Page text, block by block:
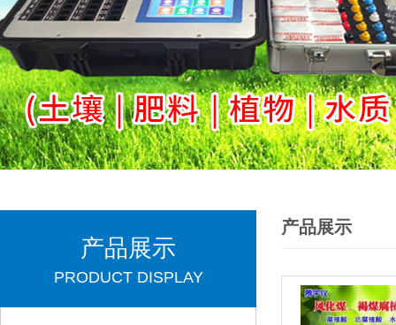
产品展示
PRODUCT DISPLAY
产品展示